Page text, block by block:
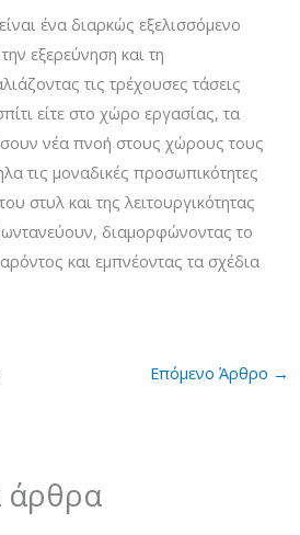
ένα διαρκώς εξελισσόμενο
εξερεύνηση και τη
τις τρέχουσες τάσεις
είτε στο χώρο εργασίας, τα
νέα πνοή στους χώρους τους
τις μοναδικές προσωπικότητες
στυλ και της λειτουργικότητας
διαμορφώνοντας το
και εμπνέοντας τα σχέδια
Επόμενο Άρθρο →
άρθρα